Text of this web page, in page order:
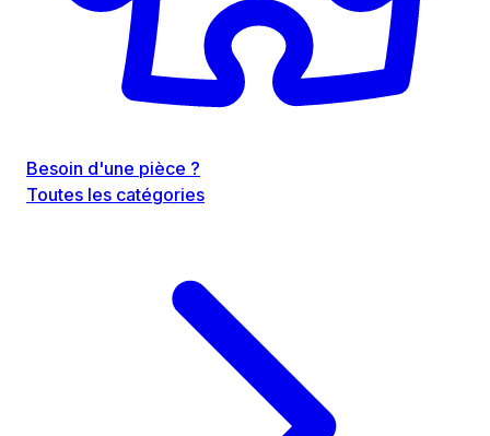
Besoin d'une pièce ?
Toutes les catégories